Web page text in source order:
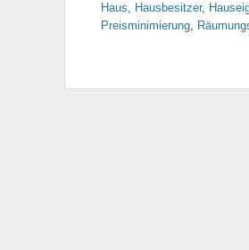
Haus, Hausbesitzer,
Preisminimierung,